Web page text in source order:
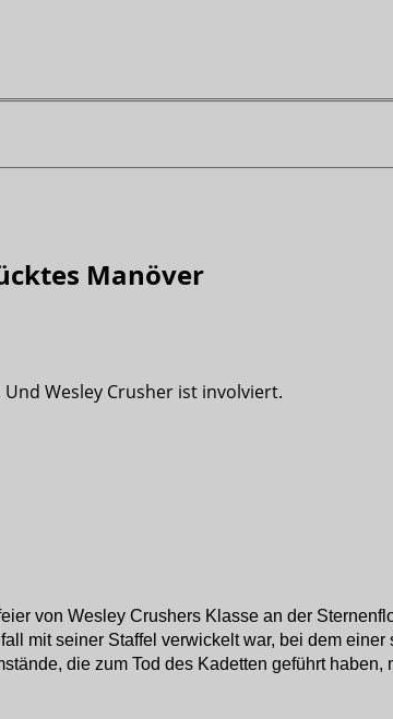
Manöver
Wesley Crusher ist involviert.
von Wesley Crushers Klasse an der
mit seiner Staffel verwickelt war, bei dem
die zum Tod des Kadetten geführt